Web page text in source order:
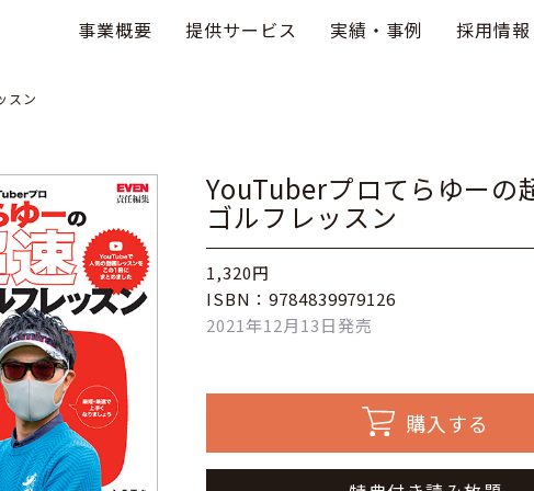
事業概要 提供サービス 実績・事例 採用情報
スン
YouTuberプロてらゆーの
ゴルフレッスン
1,320円
ISBN：9784839979126
2021年12月13日発売
購入する